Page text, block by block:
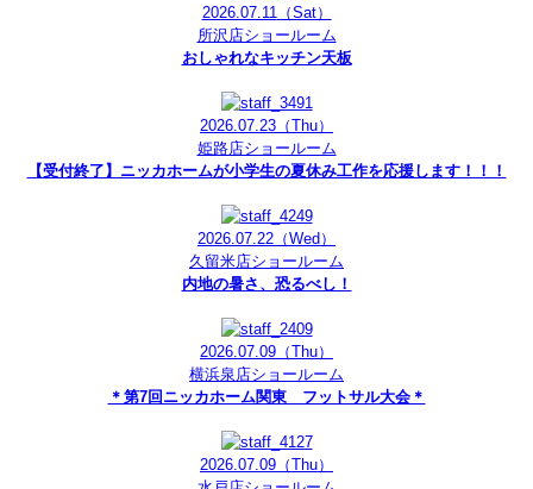
2026.07.11（Sat）
所沢店ショールーム
おしゃれなキッチン天板
2026.07.23 （Thu）
姫路店ショールーム
【受付終了】ニッカホームが小学生の夏休み工作を応援します！！！
2026.07.22 （Wed）
久留米店ショールーム
内地の暑さ、恐るべし！
2026.07.09 （Thu）
横浜泉店ショールーム
＊第7回ニッカホーム関東 フットサル大会＊
2026.07.09 （Thu）